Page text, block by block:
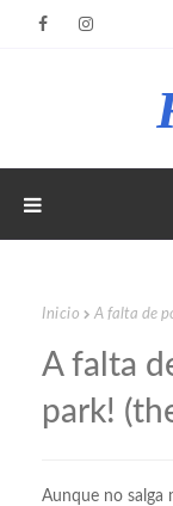
Inicio A falta de
A falta
park!
Aunque no salga